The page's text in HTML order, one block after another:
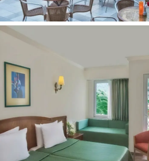
Viešbučio teritorijoje:
Restoranas
Prie baseino: skėčiai, gultai - nemokamai
Drabužių skalbimo/valymo paslaugos
Konferencijų salė
Belaidis internetas - nemokamai
Gydytojo paslaugos
Nemokamai:
Masažas (už papildomą mokestį)
Sauna
Turkiška pirtis